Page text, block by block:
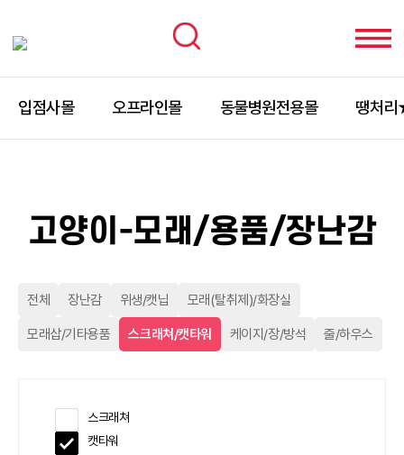
입점사몰 오프라인몰 동물병원전용몰 땡처
고양이-모래/용품/장난감
전체 장난감 위생/캣닙 모래(탈취제)/화장실
모래삽/기타용품 스크래쳐/캣타워 케이지/장/방석 줄/하우스
스크래쳐
캣타워